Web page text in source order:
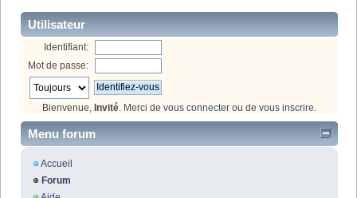
Utilisateur
Identifiant:
Mot de passe:
Bienvenue, Invité. Merci de vous connecter ou de vous inscrire.
Menu forum
Accueil
Forum